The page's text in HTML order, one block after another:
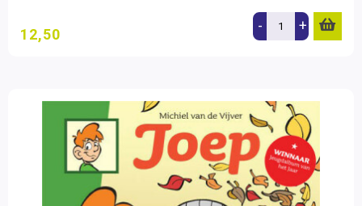
12,50 - +